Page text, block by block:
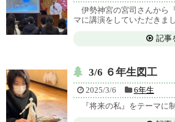
伊勢神宮の宮司さんから
マに講演をしていただきま
記事
3/6 ６年生図工
2025/3/6
6年生
『将来の私』をテーマに